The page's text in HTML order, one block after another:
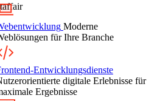
Moderne
für Ihre Branche
Entwicklungsdienste
digitale Erlebnisse für
Ergebnisse